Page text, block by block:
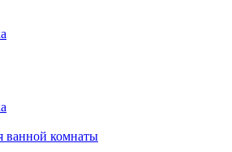
ванной комнаты